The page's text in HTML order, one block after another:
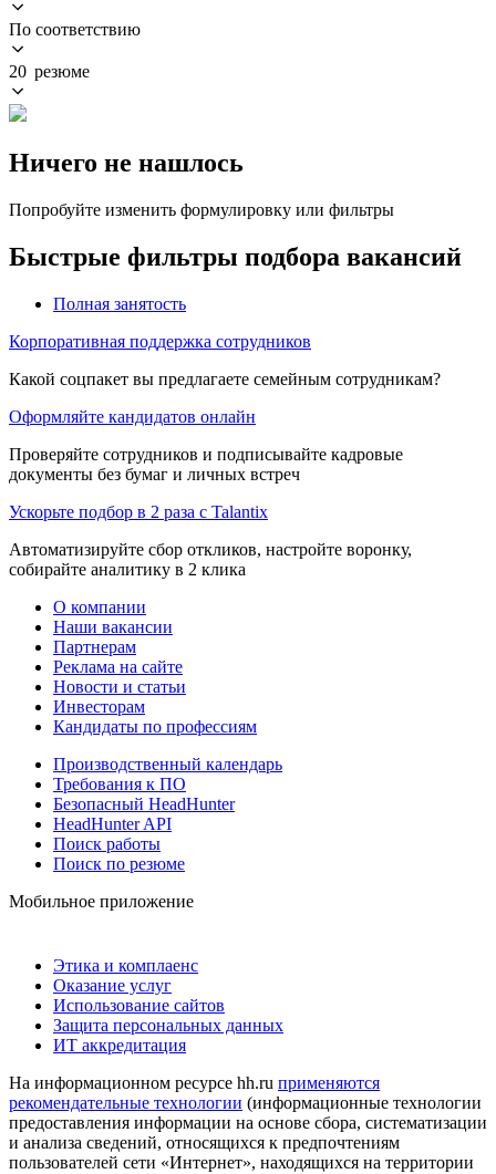
По соответствию
20 резюме
Ничего не нашлось
Попробуйте изменить формулировку или фильтры
Быстрые фильтры подбора вакансий
Полная занятость
Корпоративная поддержка сотрудников
Какой соцпакет вы предлагаете семейным сотрудникам?
Оформляйте кандидатов онлайн
Проверяйте сотрудников и подписывайте кадровые
документы без бумаг и личных встреч
Ускорьте подбор в 2 раза с Talantix
Автоматизируйте сбор откликов, настройте воронку,
собирайте аналитику в 2 клика
О компании
Наши вакансии
Партнерам
Реклама на сайте
Новости и статьи
Инвесторам
Кандидаты по профессиям
Производственный календарь
Требования к ПО
Безопасный HeadHunter
HeadHunter API
Поиск работы
Поиск по резюме
Мобильное приложение
Этика и комплаенс
Оказание услуг
Использование сайтов
Защита персональных данных
ИТ аккредитация
На информационном ресурсе hh.ru применяются
рекомендательные технологии (информационные технологии
предоставления информации на основе сбора, систематизации
и анализа сведений, относящихся к предпочтениям
пользователей сети «Интернет», находящихся на территории